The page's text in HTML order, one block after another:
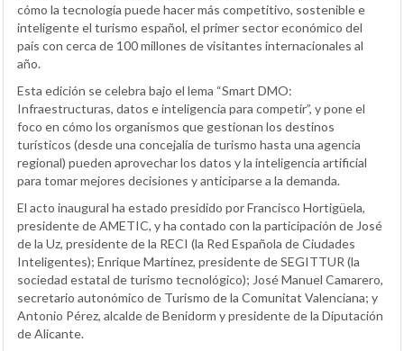
cómo la tecnología puede hacer más competitivo, sostenible e
inteligente el turismo español, el primer sector económico del
país con cerca de 100 millones de visitantes internacionales al
año.
Esta edición se celebra bajo el lema “Smart DMO:
Infraestructuras, datos e inteligencia para competir”, y pone el
foco en cómo los organismos que gestionan los destinos
turísticos (desde una concejalía de turismo hasta una agencia
regional) pueden aprovechar los datos y la inteligencia artificial
para tomar mejores decisiones y anticiparse a la demanda.
El acto inaugural ha estado presidido por Francisco Hortigüela,
presidente de AMETIC, y ha contado con la participación de José
de la Uz, presidente de la RECI (la Red Española de Ciudades
Inteligentes); Enrique Martínez, presidente de SEGITTUR (la
sociedad estatal de turismo tecnológico); José Manuel Camarero,
secretario autonómico de Turismo de la Comunitat Valenciana; y
Antonio Pérez, alcalde de Benidorm y presidente de la Diputación
de Alicante.